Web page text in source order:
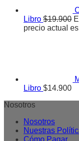
Libro $19.900
precio actual
Libro $14.900
Nosotros
Nosotros
Nuestras
Cómo Pagar